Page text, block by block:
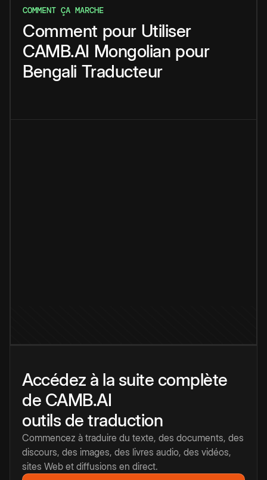
COMMENT ÇA MARCHE
Comment pour Utiliser
CAMB.AI Mongolian pour
Bengali Traducteur
Accédez à la suite complète
de CAMB.AI
outils de traduction
Commencez à traduire du texte, des documents, des
discours, des images, des livres audio, des vidéos,
sites Web et diffusions en direct.